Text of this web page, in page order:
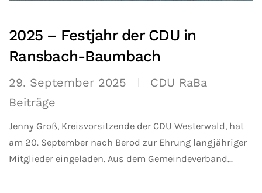
2025 – Festjahr der CDU in
Ransbach-Baumbach
29. September 2025
CDU RaBa
Beiträge
Jenny Groß, Kreisvorsitzende der CDU Westerwald, hat
am 20. September nach Berod zur Ehrung langjähriger
Mitglieder eingeladen. Aus dem Gemeindeverband...